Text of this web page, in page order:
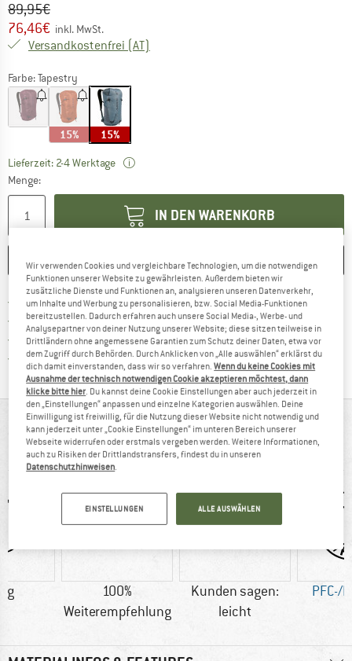
Ursprünglicher Preis :
89,95€
Preis:
76,46€ inkl. MwSt.
Versandkostenfrei (AT)
Farbe:Tapestry
15% 15%
Lieferzeit: 2-4 Werktage
Menge:
IN DEN WARENKORB
MERKEN VERGLEICHEN
Portofrei ab 69 € (AT)Finde mehr Informationen zu den
100 Tage RückgaberechtGehe hier zu den Rückgabe-
Kauf auf RechnungFinde die Zahlungs-Infos hier! Öffnet
Trusted Shops KäuferschutzFinde alle Infos hier!
AUF EINEN BLICK
Ergonomischer Kletterrucksack für den Bergsport
g
100%
Weiterempfehlung
Kunden sagen:
leicht
PFC-/
Wir verwenden Cookies und vergleichbare Technologien, um die notwendigen
Funktionen unserer Website zu gewährleisten. Außerdem bieten wir
zusätzliche Dienste und Funktionen an, analysieren unseren Datenverkehr,
um Inhalte und Werbung zu personalisieren, bzw. Social Media-Funktionen
bereitzustellen. Dadurch erfahren auch unsere Social Media-, Werbe- und
Analysepartner von deiner Nutzung unserer Website; diese sitzen teilweise in
Drittländern ohne angemessene Garantien zum Schutz deiner Daten, etwa vor
dem Zugriff durch Behörden. Durch Anklicken von „Alle auswählen“ erklärst du
dich damit einverstanden, dass wir so verfahren.Wenn du keine Cookies mit
Ausnahme der technisch notwendigen Cookie akzeptieren möchtest, dann
klicke bitte hier. Du kannst deine Cookie Einstellungen aber auch jederzeit in
den „Einstellungen“ anpassen und einzelne Kategorien auswählen. Deine
Einwilligung ist freiwillig, für die Nutzung dieser Website nicht notwendig und
kann jederzeit unter „Cookie Einstellungen“ im unteren Bereich unserer
Webseite widerrufen oder erstmals vergeben werden. Weitere Informationen,
auch zu Risiken der Drittlandstransfers, findest du in unseren
Datenschutzhinweisen.
EINSTELLUNGEN ALLE AUSWÄHLEN